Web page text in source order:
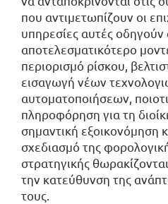
που αντιμετωπίζουν οι
υπηρεσίες αυτές οδηγούν
αποτελεσματικότερο
περιορισμό ρίσκου,
εισαγωγή νέων
αυτοματοποιήσεων,
πληροφόρηση για τη
σημαντική εξοικονόμηση
σχεδιασμό της
στρατηγικής
την κατεύθυνση της
τους.